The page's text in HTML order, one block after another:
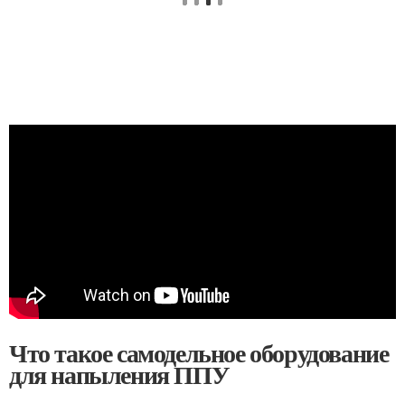
Что такое самодельное оборудование
для напыления ППУ